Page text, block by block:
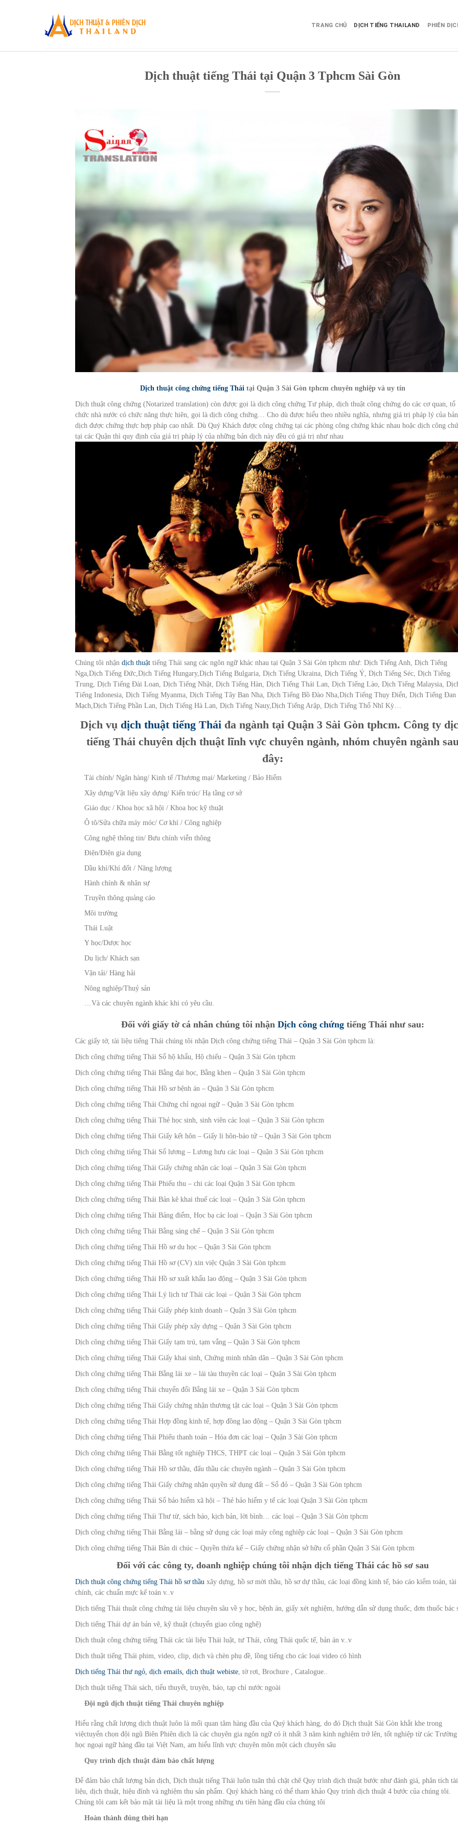
TRANG CHỦ DỊCH TIẾNG THAILAND PHIÊN
Dịch thuật tiếng Thái tại Quận 3 Tphcm Sài Gòn
Dịch thuật công chứng tiếng Tháitại Quận 3 Sài Gòn tphcm chuyên nghiệp và uy tín
Dịch thuật công chứng (Notarized translation) còn được gọi là dịch công chứng Tư pháp, dịch thuật công chứng do các cơ quan, tổ
chức nhà nước có chức năng thực hiên, gọi là dịch công chứng… Cho dù được hiểu theo nhiều nghĩa, nhưng giá trị pháp lý của bản
dịch được chứng thực hợp pháp cao nhất. Dù Quý Khách được công chứng tại các phòng công chứng khác nhau hoặc dịch công
tại các Quận thì quy định của giá trị pháp lý của những bản dịch này đều có giá trị như nhau
Chúng tôi nhận dịch thuật tiếng Thái sang các ngôn ngữ khác nhau tại Quận 3 Sài Gòn tphcm như: Dịch Tiếng Anh, Dịch Tiếng
Nga,Dịch Tiếng Đức,Dịch Tiếng Hungary,Dịch Tiếng Bulgaria, Dịch Tiếng Ukraina, Dịch Tiếng Ý, Dịch Tiếng Séc, Dịch Tiếng
Trung, Dịch Tiếng Đài Loan, Dịch Tiếng Nhật, Dịch Tiếng Hàn, Dịch Tiếng Thái Lan, Dịch Tiếng Lào, Dịch Tiếng Malaysia,
Tiếng Indonesia, Dịch Tiếng Myanma, Dịch Tiếng Tây Ban Nha, Dịch Tiếng Bồ Đào Nha,Dịch Tiếng Thụy Điển, Dịch Tiếng Đan
Mạch,Dịch Tiếng Phần Lan, Dịch Tiếng Hà Lan, Dịch Tiếng Nauy,Dịch Tiếng Arập, Dịch Tiếng Thổ Nhĩ Kỳ…
Dịch vụ dịch thuật tiếng Thái đa ngành tại Quận 3 Sài Gòn tphcm. Công ty
tiếng Thái chuyên dịch thuật lĩnh vực chuyên ngành, nhóm chuyên ngành
đây:
Tài chính/ Ngân hàng/ Kinh tế /Thương mại/ Marketing / Bảo Hiểm
Xây dựng/Vật liệu xây dựng/ Kiến trúc/ Hạ tầng cơ sở
Giáo dục / Khoa học xã hội / Khoa học kỹ thuật
Ô tô/Sửa chữa máy móc/ Cơ khí / Công nghiệp
Công nghệ thông tin/ Bưu chính viễn thông
Điện/Điện gia dụng
Dầu khí/Khí đốt / Năng lượng
Hành chính & nhân sự
Truyền thông quảng cáo
Môi trường
Thái Luật
Y học/Dược học
Du lịch/ Khách sạn
Vận tải/ Hàng hải
Nông nghiệp/Thuỷ sản
…Và các chuyên ngành khác khi có yêu cầu.
Đối với giấy tờ cá nhân chúng tôi nhận Dịch công chứngtiếng Thái như sau:
Các giấy tờ, tài liệu tiếng Thái chúng tôi nhận Dịch công chứng tiếng Thái – Quận 3 Sài Gòn tphcm là:
Dịch công chứng tiếng Thái Sổ hộ khẩu, Hộ chiếu – Quận 3 Sài Gòn tphcm
Dịch công chứng tiếng Thái Bằng đại học, Bằng khen – Quận 3 Sài Gòn tphcm
Dịch công chứng tiếng Thái Hồ sơ bệnh án – Quận 3 Sài Gòn tphcm
Dịch công chứng tiếng Thái Chứng chỉ ngoại ngữ – Quận 3 Sài Gòn tphcm
Dịch công chứng tiếng Thái Thẻ học sinh, sinh viên các loại – Quận 3 Sài Gòn tphcm
Dịch công chứng tiếng Thái Giấy kết hôn – Giấy li hôn-báo tử – Quận 3 Sài Gòn tphcm
Dịch công chứng tiếng Thái Sổ lương – Lương hưu các loại – Quận 3 Sài Gòn tphcm
Dịch công chứng tiếng Thái Giấy chứng nhận các loại – Quận 3 Sài Gòn tphcm
Dịch công chứng tiếng Thái Phiếu thu – chi các loại Quận 3 Sài Gòn tphcm
Dịch công chứng tiếng Thái Bản kê khai thuế các loại – Quận 3 Sài Gòn tphcm
Dịch công chứng tiếng Thái Bảng điểm, Học bạ các loại – Quận 3 Sài Gòn tphcm
Dịch công chứng tiếng Thái Bằng sáng chế – Quận 3 Sài Gòn tphcm
Dịch công chứng tiếng Thái Hồ sơ du học – Quận 3 Sài Gòn tphcm
Dịch công chứng tiếng Thái Hồ sơ (CV) xin việc Quận 3 Sài Gòn tphcm
Dịch công chứng tiếng Thái Hồ sơ xuất khẩu lao động – Quận 3 Sài Gòn tphcm
Dịch công chứng tiếng Thái Lý lịch tư Thái các loại – Quận 3 Sài Gòn tphcm
Dịch công chứng tiếng Thái Giấy phép kinh doanh – Quận 3 Sài Gòn tphcm
Dịch công chứng tiếng Thái Giấy phép xây dựng – Quận 3 Sài Gòn tphcm
Dịch công chứng tiếng Thái Giấy tạm trú, tạm vắng – Quận 3 Sài Gòn tphcm
Dịch công chứng tiếng Thái Giấy khai sinh, Chứng minh nhân dân – Quận 3 Sài Gòn tphcm
Dịch công chứng tiếng Thái Bằng lái xe – lái tàu thuyền các loại – Quận 3 Sài Gòn tphcm
Dịch công chứng tiếng Thái chuyển đổi Bằng lái xe – Quận 3 Sài Gòn tphcm
Dịch công chứng tiếng Thái Giấy chứng nhận thương tật các loại – Quận 3 Sài Gòn tphcm
Dịch công chứng tiếng Thái Hợp đồng kinh tế, hợp đồng lao động – Quận 3 Sài Gòn tphcm
Dịch công chứng tiếng Thái Phiếu thanh toán – Hóa đơn các loại – Quận 3 Sài Gòn tphcm
Dịch công chứng tiếng Thái Bằng tốt nghiệp THCS, THPT các loại – Quận 3 Sài Gòn tphcm
Dịch công chứng tiếng Thái Hồ sơ thầu, đấu thầu các chuyên ngành – Quận 3 Sài Gòn tphcm
Dịch công chứng tiếng Thái Giấy chứng nhận quyền sử dụng đất – Sổ đỏ – Quận 3 Sài Gòn tphcm
Dịch công chứng tiếng Thái Sổ bảo hiểm xã hội – Thẻ bảo hiểm y tế các loại Quận 3 Sài Gòn tphcm
Dịch công chứng tiếng Thái Thư từ, sách báo, kịch bản, lời bình… các loại – Quận 3 Sài Gòn tphcm
Dịch công chứng tiếng Thái Bằng lái – bằng sử dụng các loại máy công nghiệp các loại – Quận 3 Sài Gòn tphcm
Dịch công chứng tiếng Thái Bản di chúc – Quyền thừa kế – Giấy chứng nhận sở hữu cổ phần Quận 3 Sài Gòn tphcm
Đối với các công ty, doanh nghiệp chúng tôi nhận dịch tiếng Thái các hồ sơ sau
Dịch thuật công chứng tiếng Thái hồ sơ thầu xây dựng, hồ sơ mời thầu, hồ sơ dự thầu, các loại đồng kinh tế, báo cáo kiểm toán, tài
chính, các chuẩn mực kế toán v..v
Dịch tiếng Thái thuật công chứng tài liệu chuyên sâu về y học, bệnh án, giấy xét nghiệm, hướng dẫn sử dụng thuốc, đơn thuốc bác
Dịch tiếng Thái dự án bản vẽ, kỹ thuật (chuyển giao công nghệ)
Dịch thuật công chứng tiếng Thái các tài liệu Thái luật, tư Thái, công Thái quốc tế, bản án v..v
Dịch thuật tiếng Thái phim, video, clip, dịch và chèn phụ đề, lồng tiếng cho các loại video có hình
Dịch tiếng Thái thư ngỏ, dịch emails, dịch thuật webiste , tờ rơi, Brochure , Catalogue..
Dịch thuật tiếng Thái sách, tiểu thuyết, truyện, báo, tạp chí nước ngoài
Đội ngũ dịch thuật tiếng Thái chuyên nghiệp
Hiểu rằng chất lượng dịch thuật luôn là mối quan tâm hàng đầu của Quý khách hàng, do đó Dịch thuật Sài Gòn khắt khe trong
việctuyển chọn đội ngũ Biên Phiên dịch là các chuyên gia ngôn ngữ có ít nhất 3 năm kinh nghiệm trở lên, tốt nghiệp từ các
học ngoại ngữ hàng đầu tại Việt Nam, am hiểu lĩnh vực chuyên môn một cách chuyên sâu
Quy trình dịch thuật đảm bảo chất lượng
Để đảm bảo chất lượng bản dịch, Dịch thuật tiếng Thái luôn tuân thủ chặt chẽ Quy trình dịch thuật bước như đánh giá, phân tích tài
liệu, dịch thuật, hiệu đính và nghiệm thu sản phẩm. Quý khách hàng có thể tham khảo Quy trình dịch thuật 4 bước của chúng tôi.
Chúng tôi cam kết bảo mật tài liệu là một trong những ưu tiên hàng đầu của chúng tôi
Hoàn thành đúng thời hạn